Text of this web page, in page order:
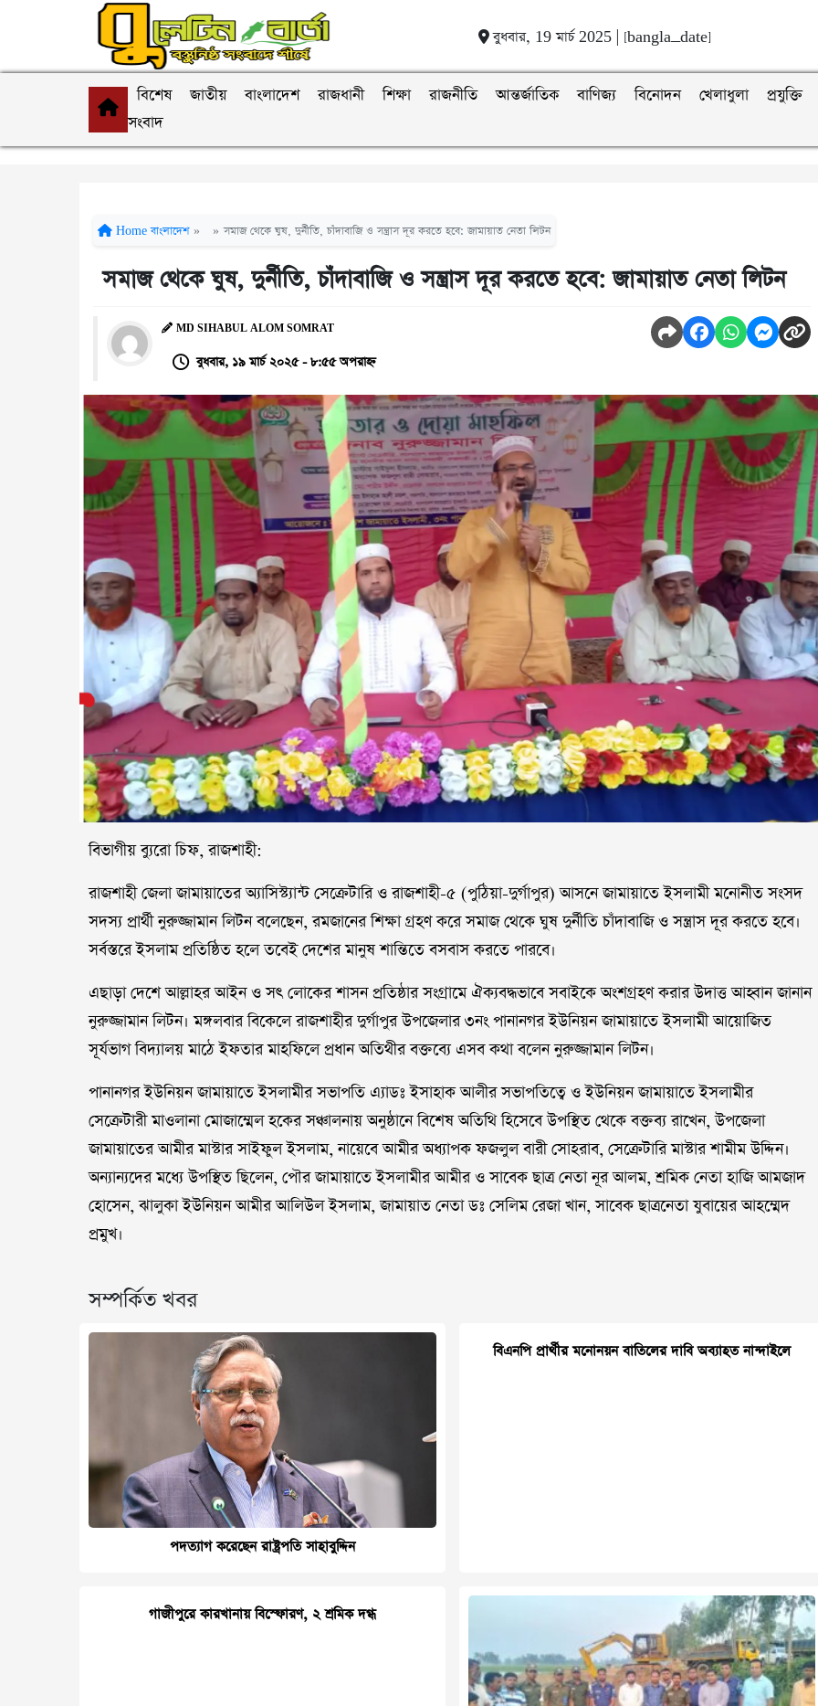
বুধবার, 19 মার্চ 2025 | [bangla_date]
বিশেষ
সংবাদ
জাতীয় বাংলাদেশ রাজধানী শিক্ষা রাজনীতি আন্তর্জাতিক বাণিজ্য বিনোদন খেলাধুলা প্রযুক্তি
Home বাংলাদেশ » » সমাজ থেকে ঘুষ, দুর্নীতি, চাঁদাবাজি ও সন্ত্রাস দূর করতে হবে: জামায়াত নেতা লিটন
সমাজ থেকে ঘুষ, দুর্নীতি, চাঁদাবাজি ও সন্ত্রাস দূর করতে হবে: জামায়াত নেতা লিটন
MD SIHABUL ALOM SOMRAT
বুধবার, ১৯ মার্চ ২০২৫ - ৮:৫৫ অপরাহ্ন
বিভাগীয় ব্যুরো চিফ, রাজশাহী:
রাজশাহী জেলা জামায়াতের অ্যাসিস্ট্যান্ট সেক্রেটারি ও রাজশাহী-৫ (পুঠিয়া-দুর্গাপুর) আসনে জামায়াতে ইসলামী মনোনীত সংসদ
সদস্য প্রার্থী নুরুজ্জামান লিটন বলেছেন, রমজানের শিক্ষা গ্রহণ করে সমাজ থেকে ঘুষ দুর্নীতি চাঁদাবাজি ও সন্ত্রাস দূর করতে হবে।
সর্বস্তরে ইসলাম প্রতিষ্ঠিত হলে তবেই দেশের মানুষ শান্তিতে বসবাস করতে পারবে।
এছাড়া দেশে আল্লাহর আইন ও সৎ লোকের শাসন প্রতিষ্ঠার সংগ্রামে ঐক্যবদ্ধভাবে সবাইকে অংশগ্রহণ করার উদাত্ত আহ্বান জানান
নুরুজ্জামান লিটন। মঙ্গলবার বিকেলে রাজশাহীর দুর্গাপুর উপজেলার ৩নং পানানগর ইউনিয়ন জামায়াতে ইসলামী আয়োজিত
সূর্যভাগ বিদ্যালয় মাঠে ইফতার মাহফিলে প্রধান অতিথীর বক্তব্যে এসব কথা বলেন নুরুজ্জামান লিটন।
পানানগর ইউনিয়ন জামায়াতে ইসলামীর সভাপতি এ‌্যাডঃ ইসাহাক আলীর সভাপতিত্বে ও ইউনিয়ন জামায়াতে ইসলামীর
সেক্রেটারী মাওলানা মোজা‌ম্মেল হকের সঞ্চালনায় অনুষ্ঠানে বিশেষ অতিথি হিসেবে উপস্থিত থেকে বক্তব্য রাখেন, উপ‌জেলা
জামায়াতের আমীর মাস্টার সাইফুল ইসলাম, না‌য়ে‌বে আমীর অধ‌্যাপক ফজলুল বারী সোহরাব, সেক্রেটারি মাস্টার শামীম উদ্দিন।
অন্যান্যদের মধ্যে উপস্থিত ছিলেন, পৌর জামায়াতে ইসলামীর আমীর ও সাবেক ছাত্র নেতা নূর আলম, শ্রমিক নেতা হা‌জি আমজাদ
হো‌সেন, ঝালুকা ইউ‌নিয়ন আমীর আ‌লিউল ইসলাম, জামায়াত নেতা ডঃ সে‌লিম রেজা খান, সা‌বেক ছাত্রনেতা যুবা‌য়ের আহ‌ম্মেদ
প্রমুখ।
সম্পর্কিত খবর
পদত্যাগ করেছেন রাষ্ট্রপতি সাহাবুদ্দিন
বিএনপি প্রার্থীর মনোনয়ন বাতিলের দাবি অব্যাহত নান্দাইলে
গাজীপুরে কারখানায় বিস্ফোরণ, ২ শ্রমিক দগ্ধ